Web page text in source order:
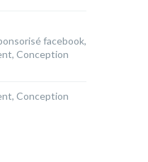
facebook,
Conception
Conception